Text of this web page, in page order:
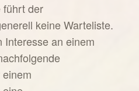
führt der
keine Warteliste.
Interesse an einem